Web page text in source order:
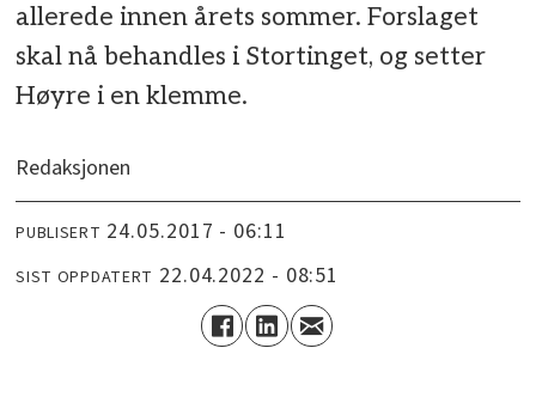
allerede innen årets sommer. Forslaget
skal nå behandles i Stortinget, og setter
Høyre i en klemme.
Redaksjonen
PUBLISERT 24.05.2017 - 06:11
SIST OPPDATERT 22.04.2022 - 08:51